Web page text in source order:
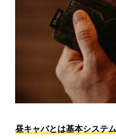
昼キャバとは基本システ